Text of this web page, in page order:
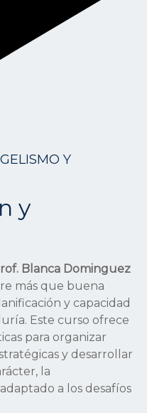
Y
y
Blanca Dominguez
más que buena
y capacidad
Este curso ofrece
para organizar
y desarrollar
la
a los desafíos